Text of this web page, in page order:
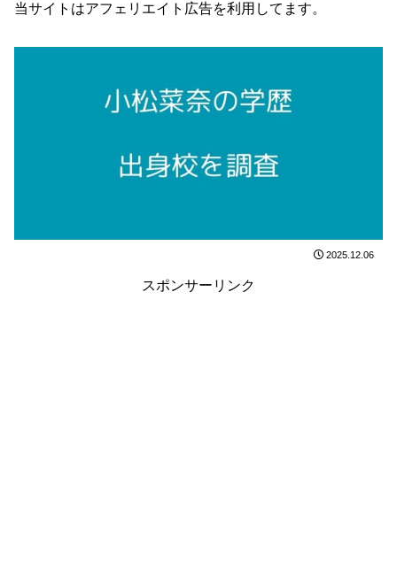
当サイトはアフェリエイト広告を利用してます。
2025.12.06
スポンサーリンク